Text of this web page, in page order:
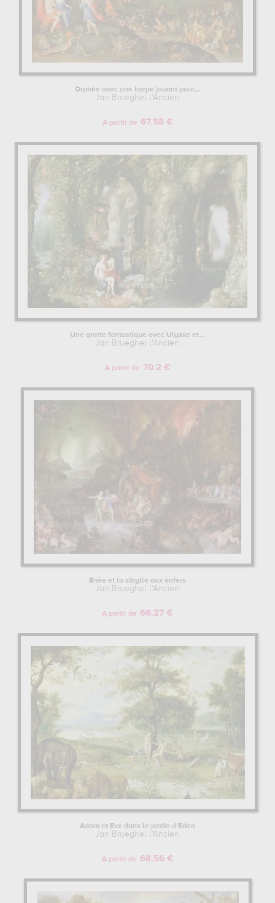
Orphée avec une harpe jouant pour...
Jan Brueghel l'Ancien
A partir de 67.58 €
Une grotte fantastique avec Ulysse et...
Jan Brueghel l'Ancien
A partir de 70.2 €
Énée et la sibylle aux enfers
Jan Brueghel l'Ancien
A partir de 66.27 €
Adam et Eve dans le jardin d'Eden
Jan Brueghel l'Ancien
A partir de 68.56 €